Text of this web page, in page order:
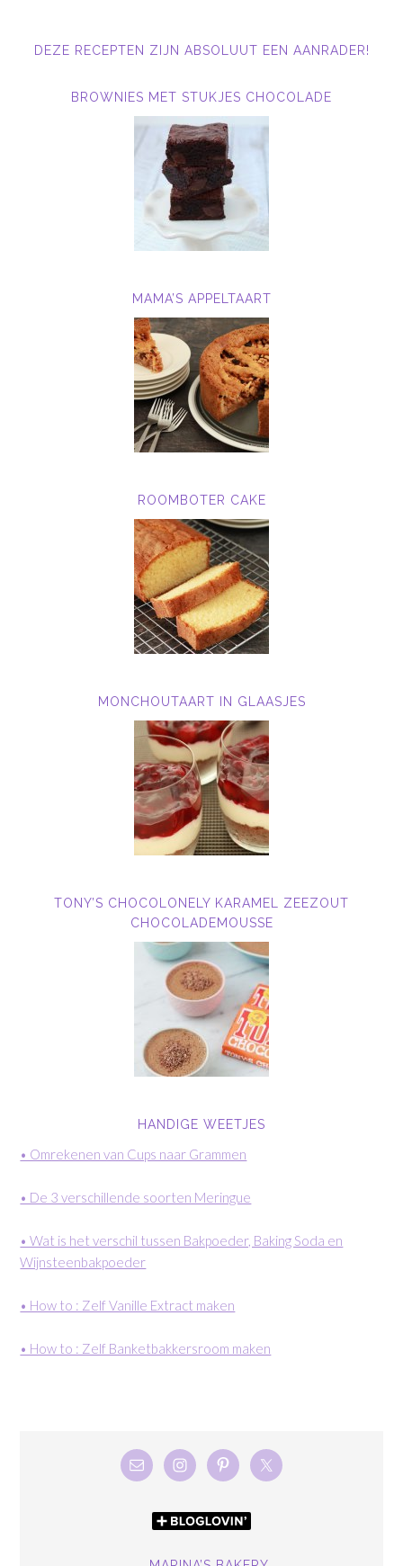
DEZE RECEPTEN ZIJN ABSOLUUT EEN AANRADER!
BROWNIES MET STUKJES CHOCOLADE
MAMA’S APPELTAART
ROOMBOTER CAKE
MONCHOUTAART IN GLAASJES
TONY’S CHOCOLONELY KARAMEL ZEEZOUT
CHOCOLADEMOUSSE
HANDIGE WEETJES
• Omrekenen van Cups naar Grammen
• De 3 verschillende soorten Meringue
• Wat is het verschil tussen Bakpoeder, Baking Soda en
Wijnsteenbakpoeder
• How to : Zelf Vanille Extract maken
• How to : Zelf Banketbakkersroom maken